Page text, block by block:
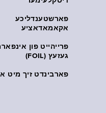
פארשטענדליכע
אקאמאדאציע
פרייהייט פון
געזעץ (FOIL)
פארבינדט זיך מיט